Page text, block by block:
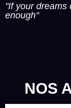
"If your dreams
enough"
NOS